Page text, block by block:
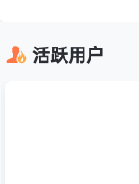
活跃用户